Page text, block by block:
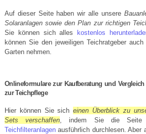
Auf dieser Seite haben wir alle unsere
Solaranlagen sowie den Plan zur richtigen
Sie können sich alles kostenlos
können Sie den jeweiligen Teichratgeber
Garten nehmen.
Onlineformulare zur Kaufberatung und
zur Teichpflege
Hier können Sie sicheinen Überblick zu
Sets verschaffen , indem Sie die
Teichfilteranlagenausführlich durchlesen. Aber